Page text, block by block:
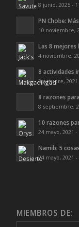
8 junio, 2025 -
PN Chobe:
10 noviembre,
Las 8
4 noviembre,
8 actividades
3 octubre, 2021
8 razones
8 septiembre,
10 razones
24 mayo, 2021 -
Namib: 5
24 mayo, 2021 -
MIEMBROS DE: